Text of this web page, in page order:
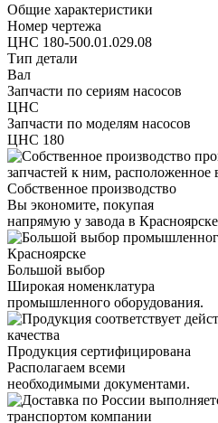
Общие характеристики
Номер чертежа
ЦНС 180-500.01.029.08
Тип детали
Вал
Запчасти по сериям насосов
ЦНС
Запчасти по моделям насосов
ЦНС 180
Собственное производство
Вы экономите, покупая
напрямую у завода в
Большой выбор
Широкая номенклатура
промышленного оборудования.
Продукция сертифицирована
Располагаем всеми
необходимыми документами.